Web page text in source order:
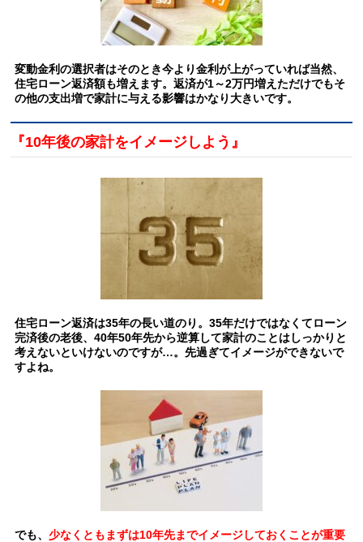
変動金利の選択者はそのとき今より金利が上がっていれば当然、
住宅ローン返済額も増えます。返済が1～2万円増えただけでもそ
の他の支出増で家計に与える影響はかなり大きいです。
『10年後の家計をイメージしよう』
住宅ローン返済は35年の長い道のり。35年だけではなくてローン
完済後の老後、40年50年先から逆算して家計のことはしっかりと
考えないといけないのですが…。先過ぎてイメージができないで
すよね。
でも、少なくともまずは10年先までイメージしておくことが重要